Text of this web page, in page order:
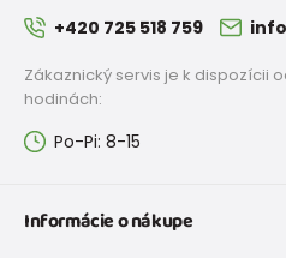
+420 725 518 759
Zákaznický servis je k dispozícii
hodinách:
Po-Pi: 8-15
Informácie o nákupe